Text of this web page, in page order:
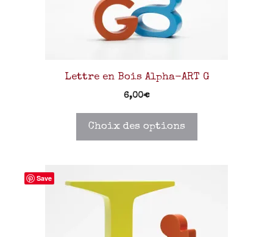
Lettre en Bois Alpha-ART G
6,00€
Choix des options
Save